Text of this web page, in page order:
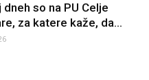
so na PU Celje
za katere kaže, da...